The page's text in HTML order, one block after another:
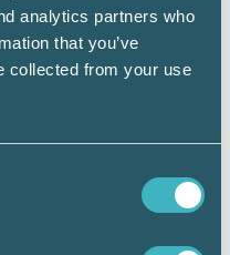
analytics partners who
that you’ve
collected from your use
till årets